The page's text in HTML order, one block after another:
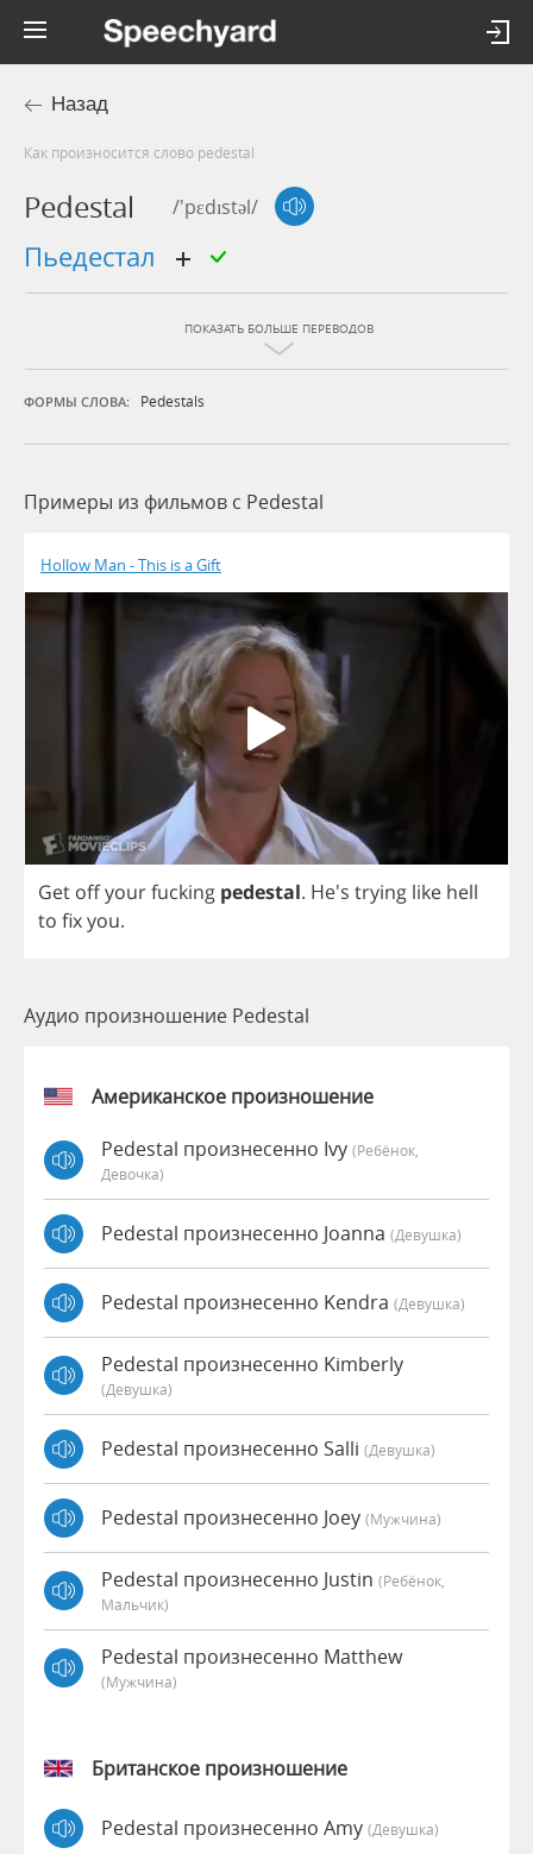
Назад
Как произносится слово pedestal
Pedestal /'pɛdɪstəl/
пьедестал
ПОКАЗАТЬ БОЛЬШЕ ПЕРЕВОДОВ
ФОРМЫ СЛОВА: Pedestals
Примеры из фильмов c Pedestal
Hollow Man - This is a Gift
Get offyourfucking pedestal. He's trying like hell
to fixyou.
Аудио произношение Pedestal
Американское произношение
Pedestal произнесенно Ivy (Ребёнок,
Девочка)
Pedestal произнесенно Joanna (девушка)
Pedestal произнесенно Kendra (девушка)
Pedestal произнесенно Kimberly
(девушка)
Pedestal произнесенно Salli (девушка)
Pedestal произнесенно Joey (мужчина)
Pedestal произнесенно Justin (Ребёнок,
Мальчик)
Pedestal произнесенно Matthew
(мужчина)
Британское произношение
Pedestal произнесенно Amy (девушка)